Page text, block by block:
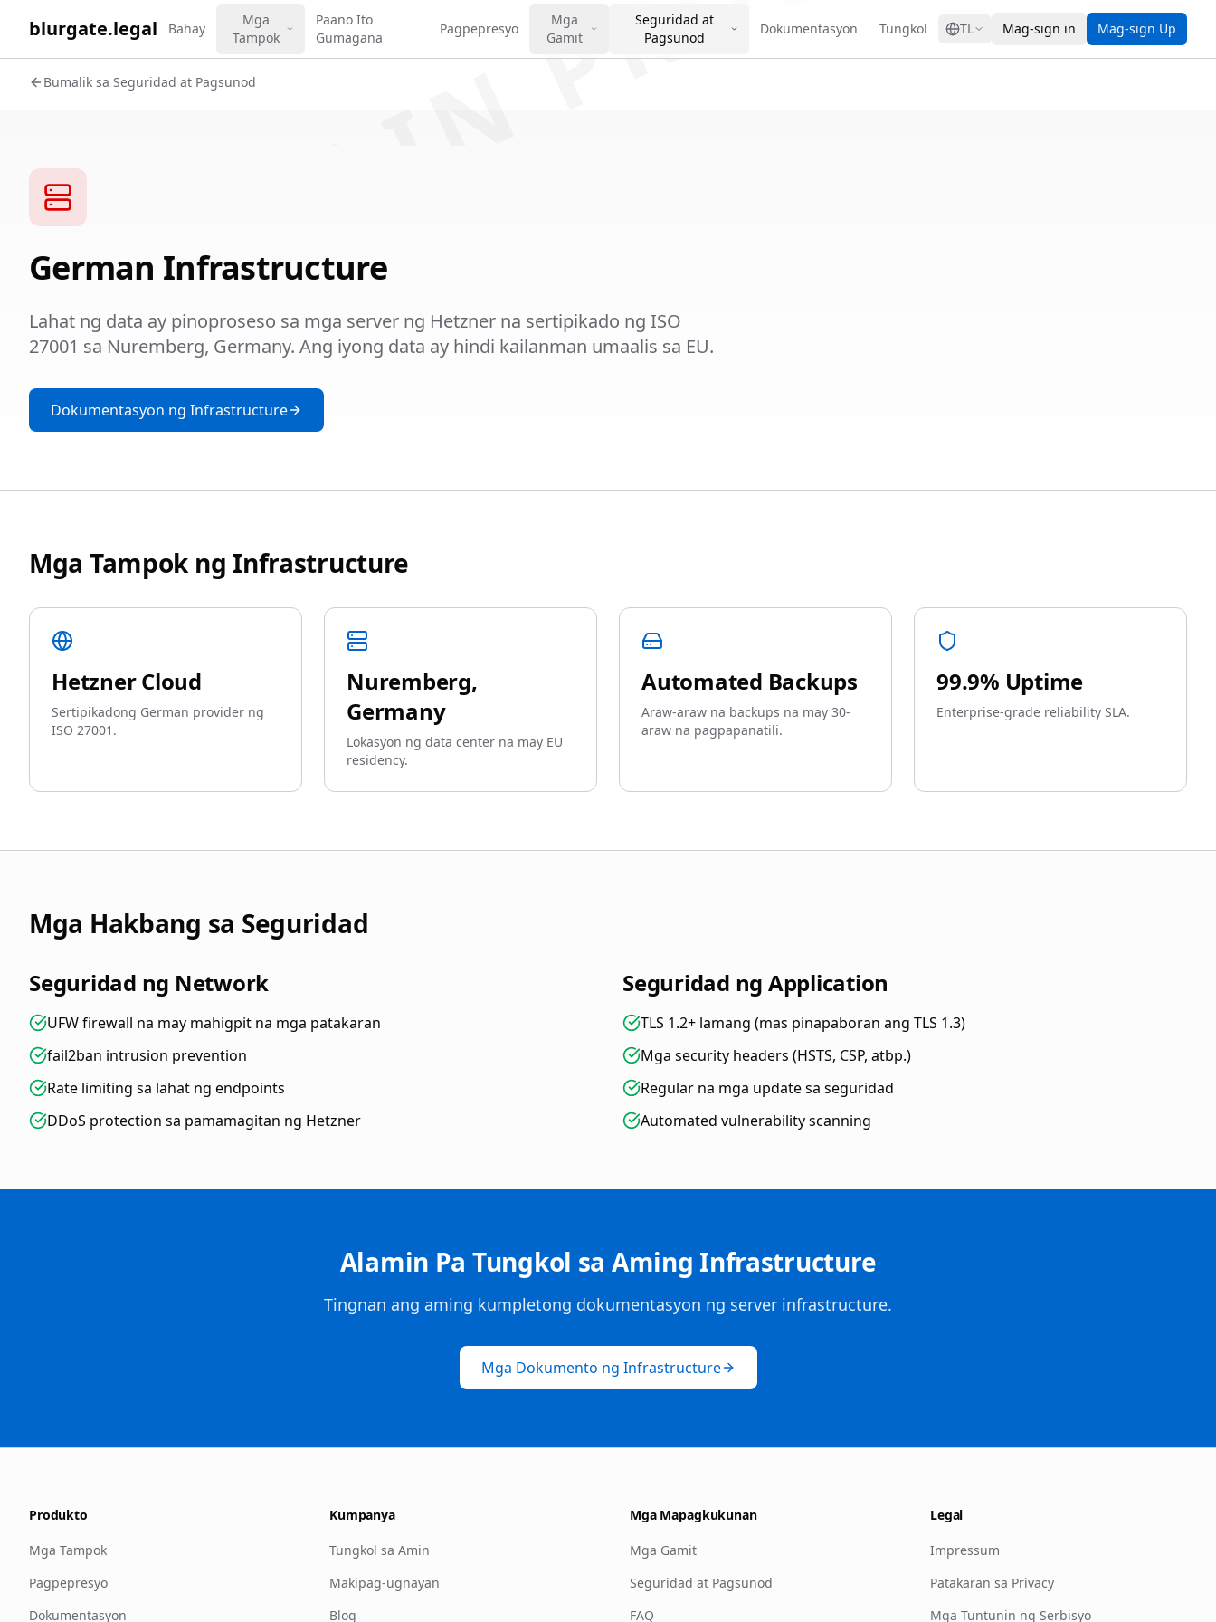
blurgate.legal Bahay
Mga
Tampok
Paano Ito
Gumagana
Pagpepresyo
Mga
Gamit
Seguridad at
Pagsunod
Dokumentasyon Tungkol TL Mag-sign in Mag-sign Up
Bumalik sa Seguridad at Pagsunod
German Infrastructure
Lahat ng data ay pinoproseso sa mga server ng Hetzner na sertipikado ng ISO
27001 sa Nuremberg, Germany. Ang iyong data ay hindi kailanman umaalis sa EU.
Dokumentasyon ng Infrastructure
Mga Tampok ng Infrastructure
Hetzner Cloud
Sertipikadong German provider ng
ISO 27001.
Nuremberg,
Germany
Lokasyon ng data center na may EU
residency.
Automated Backups
Araw-araw na backups na may 30-
araw na pagpapanatili.
99.9% Uptime
Enterprise-grade reliability SLA.
Mga Hakbang sa Seguridad
Seguridad ng Network
UFW firewall na may mahigpit na mga patakaran
fail2ban intrusion prevention
Rate limiting sa lahat ng endpoints
DDoS protection sa pamamagitan ng Hetzner
Seguridad ng Application
TLS 1.2+ lamang (mas pinapaboran ang TLS 1.3)
Mga security headers (HSTS, CSP, atbp.)
Regular na mga update sa seguridad
Automated vulnerability scanning
Alamin Pa Tungkol sa Aming Infrastructure
Tingnan ang aming kumpletong dokumentasyon ng server infrastructure.
Mga Dokumento ng Infrastructure
Produkto
Mga Tampok
Pagpepresyo
Dokumentasyon
Kumpanya
Tungkol sa Amin
Makipag-ugnayan
Blog
Mga Mapagkukunan
Mga Gamit
Seguridad at Pagsunod
FAQ
Legal
Impressum
Patakaran sa Privacy
Mga Tuntunin ng Serbisyo